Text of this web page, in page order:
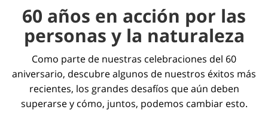
60 años en acción por las
personas y la naturaleza
Como parte de nuestras celebraciones del 60
aniversario, descubre algunos de nuestros éxitos más
recientes, los grandes desafíos que aún deben
superarse y cómo, juntos, podemos cambiar esto.